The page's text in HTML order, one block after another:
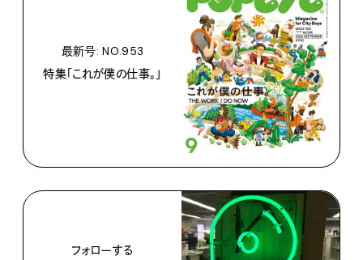
最新号: NO.953
特集「これが僕の仕事。」
フォローする